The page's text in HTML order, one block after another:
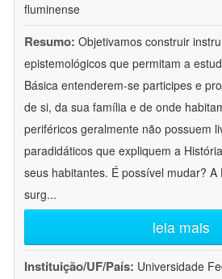
fluminense
Resumo: Objetivamos construir
epistemológicos que permitam a
Básica entenderem-se participes e
de si, da sua família e de onde
periféricos geralmente não possuem
paradidáticos que expliquem a
seus habitantes. É possível mudar? A
surg...
leia mais
Instituição/UF/País: Universidade